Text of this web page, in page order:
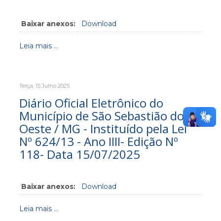
Baixar anexos: Download
Leia mais ...
Terça, 15 Julho 2025
Diário Oficial Eletrônico do
Município de São Sebastião do
Oeste / MG - Instituído pela Lei
Nº 624/13 - Ano IIII- Edição Nº
118- Data 15/07/2025
Baixar anexos: Download
Leia mais ...